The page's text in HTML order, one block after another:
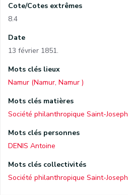
Cote/Cotes extrêmes
8.4
Date
13 février 1851.
Mots clés lieux
Namur (Namur, Namur )
Mots clés matières
Société philanthropique Saint-Joseph
Mots clés personnes
DENIS Antoine
Mots clés collectivités
Société philanthropique Saint-Joseph